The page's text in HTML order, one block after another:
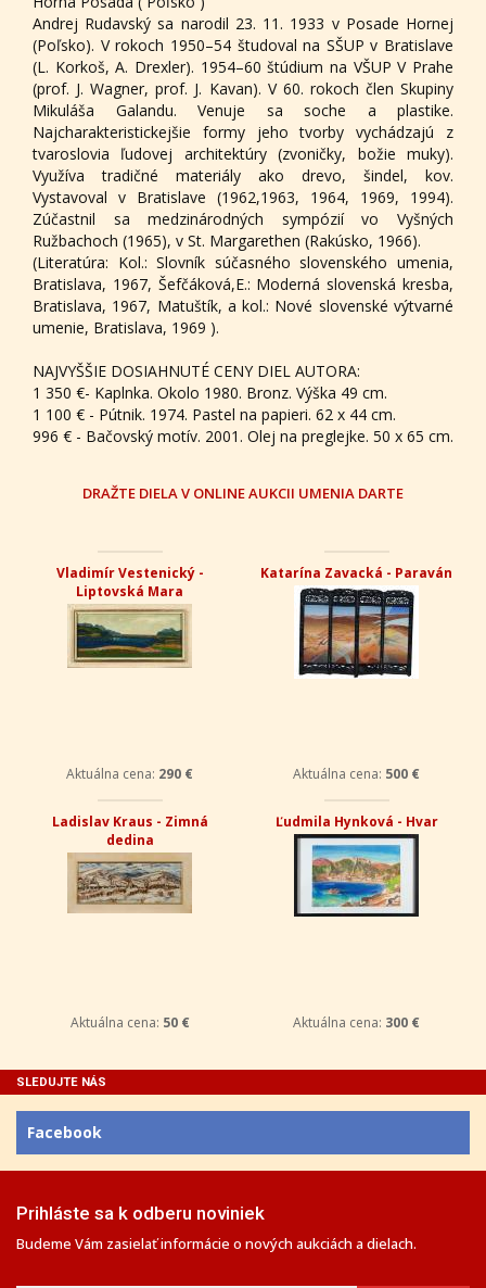
Andrej Rudavský sa narodil 23. 11. 1933 v Posade Hornej
(Poľsko). V rokoch 1950–54 študoval na SŠUP v Bratislave
(L. Korkoš, A. Drexler). 1954–60 štúdium na VŠUP V Prahe
(prof. J. Wagner, prof. J. Kavan). V 60. rokoch člen Skupiny
Mikuláša Galandu. Venuje sa soche a plastike.
Najcharakteristickejšie formy jeho tvorby vychádzajú z
tvaroslovia ľudovej architektúry (zvoničky, božie muky).
Využíva tradičné materiály ako drevo, šindel, kov.
Vystavoval v Bratislave (1962,1963, 1964, 1969, 1994).
Zúčastnil sa medzinárodných sympózií vo Vyšných
Ružbachoch (1965), v St. Margarethen (Rakúsko, 1966).
(Literatúra: Kol.: Slovník súčasného slovenského umenia,
Bratislava, 1967, Šefčáková,E.: Moderná slovenská kresba,
Bratislava, 1967, Matuštík, a kol.: Nové slovenské výtvarné
umenie, Bratislava, 1969 ).
NAJVYŠŠIE DOSIAHNUTÉ CENY DIEL AUTORA:
1 350 €- Kaplnka. Okolo 1980. Bronz. Výška 49 cm.
1 100 € - Pútnik. 1974. Pastel na papieri. 62 x 44 cm.
996 € - Bačovský motív. 2001. Olej na preglejke. 50 x 65 cm.
DRAŽTE DIELA V ONLINE AUKCII UMENIA DARTE
Vladimír Vestenický -
Liptovská Mara
Aktuálna cena: 290 €
Katarína Zavacká - Paraván
Aktuálna cena: 500 €
Ladislav Kraus - Zimná
dedina
Aktuálna cena: 50 €
Ľudmila Hynková - Hvar
Aktuálna cena: 300 €
SLEDUJTE NÁS
Facebook
Prihláste sa k odberu noviniek
Budeme Vám zasielať informácie o nových aukciách a dielach.